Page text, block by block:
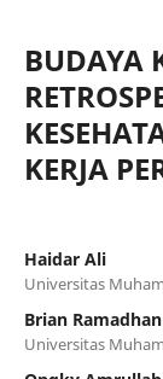
BUDAYA
KERJA
Haidar Ali
Universitas
Brian Ramadhan
Universitas